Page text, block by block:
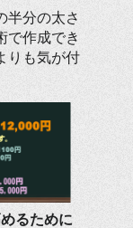
半分の太さ
で作成でき
りも気が付
るために